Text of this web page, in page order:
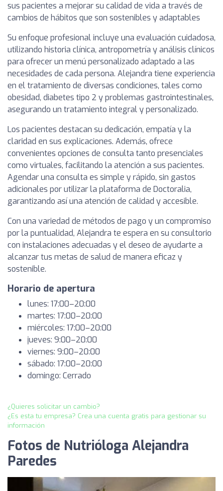
sus pacientes a mejorar su calidad de vida a través de
cambios de hábitos que son sostenibles y adaptables
Su enfoque profesional incluye una evaluación cuidadosa,
utilizando historia clínica, antropometría y análisis clínicos
para ofrecer un menú personalizado adaptado a las
necesidades de cada persona. Alejandra tiene experiencia
en el tratamiento de diversas condiciones, tales como
obesidad, diabetes tipo 2 y problemas gastrointestinales,
asegurando un tratamiento integral y personalizado.
Los pacientes destacan su dedicación, empatía y la
claridad en sus explicaciones. Además, ofrece
convenientes opciones de consulta tanto presenciales
como virtuales, facilitando la atención a sus pacientes.
Agendar una consulta es simple y rápido, sin gastos
adicionales por utilizar la plataforma de Doctoralia,
garantizando así una atención de calidad y accesible.
Con una variedad de métodos de pago y un compromiso
por la puntualidad, Alejandra te espera en su consultorio
con instalaciones adecuadas y el deseo de ayudarte a
alcanzar tus metas de salud de manera eficaz y
sostenible.
Horario de apertura
lunes: 17:00–20:00
martes: 17:00–20:00
miércoles: 17:00–20:00
jueves: 9:00–20:00
viernes: 9:00–20:00
sábado: 17:00–20:00
domingo: Cerrado
¿Quieres solicitar un cambio?
¿Es esta tu empresa? Crea una cuenta gratis para gestionar su
información
Fotos de Nutrióloga Alejandra
Paredes